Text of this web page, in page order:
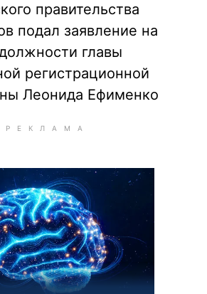
правительства
подал заявление на
главы
регистрационной
Леонида Ефименко